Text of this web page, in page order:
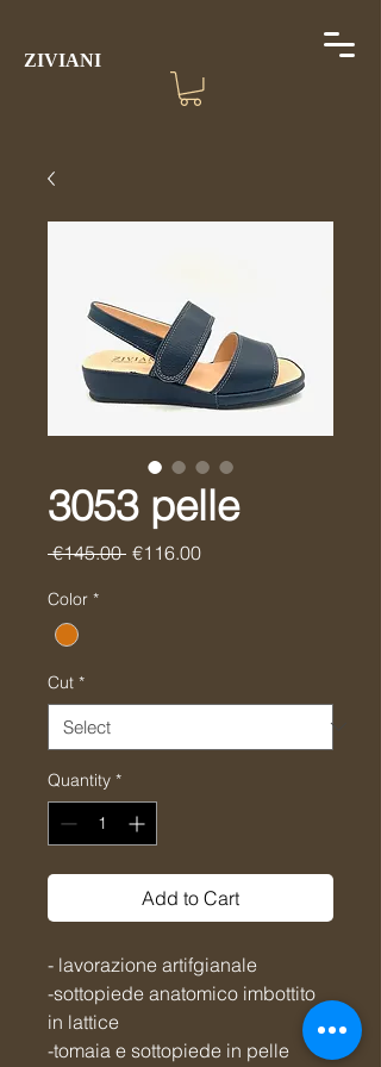
ZIVIANI
3053 pelle
€145.00 Regular
€116.00Sale
Color *
Cut *
Quantity *
Add to Cart
- lavorazione artifgianale
-sottopiede anatomico imbottito
in lattice
-tomaia e sottopiede in pelle